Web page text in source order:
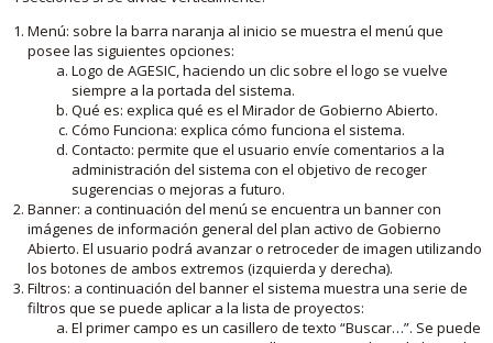
Menú: sobre la barra naranja al inicio se muestra el menú que
posee las siguientes opciones:
Logo de AGESIC, haciendo un clic sobre el logo se vuelve
siempre a la portada del sistema.
Qué es: explica qué es el Mirador de Gobierno Abierto.
Cómo Funciona: explica cómo funciona el sistema.
Contacto: permite que el usuario envíe comentarios a la
administración del sistema con el objetivo de recoger
sugerencias o mejoras a futuro.
Banner: a continuación del menú se encuentra un banner con
imágenes de información general del plan activo de Gobierno
Abierto. El usuario podrá avanzar o retroceder de imagen utilizando
los botones de ambos extremos (izquierda y derecha).
Filtros: a continuación del banner el sistema muestra una serie de
filtros que se puede aplicar a la lista de proyectos:
El primer campo es un casillero de texto “Buscar…”. Se puede